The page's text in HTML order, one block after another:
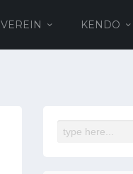
VEREIN KENDO